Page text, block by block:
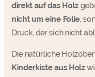
direkt auf das Holz
nicht um eine Folie,
Druck, der sich nicht
Die natürliche
Kinderkiste aus Holz